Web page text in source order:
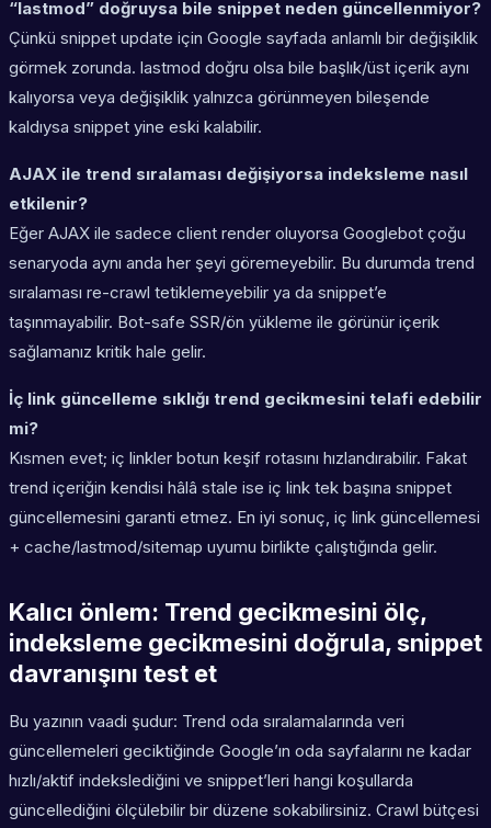
“lastmod” doğruysa bile snippet neden güncellenmiyor?
Çünkü snippet update için Google sayfada anlamlı bir değişiklik
görmek zorunda. lastmod doğru olsa bile başlık/üst içerik aynı
kalıyorsa veya değişiklik yalnızca görünmeyen bileşende
kaldıysa snippet yine eski kalabilir.
AJAX ile trend sıralaması değişiyorsa indeksleme nasıl
etkilenir?
Eğer AJAX ile sadece client render oluyorsa Googlebot çoğu
senaryoda aynı anda her şeyi göremeyebilir. Bu durumda trend
sıralaması re-crawl tetiklemeyebilir ya da snippet’e
taşınmayabilir. Bot-safe SSR/ön yükleme ile görünür içerik
sağlamanız kritik hale gelir.
İç link güncelleme sıklığı trend gecikmesini telafi edebilir
mi?
Kısmen evet; iç linkler botun keşif rotasını hızlandırabilir. Fakat
trend içeriğin kendisi hâlâ stale ise iç link tek başına snippet
güncellemesini garanti etmez. En iyi sonuç, iç link güncellemesi
+ cache/lastmod/sitemap uyumu birlikte çalıştığında gelir.
Kalıcı önlem: Trend gecikmesini ölç,
indeksleme gecikmesini doğrula, snippet
davranışını test et
Bu yazının vaadi şudur: Trend oda sıralamalarında veri
güncellemeleri geciktiğinde Google’ın oda sayfalarını ne kadar
hızlı/aktif indekslediğini ve snippet’leri hangi koşullarda
güncellediğini ölçülebilir bir düzene sokabilirsiniz. Crawl bütçesi